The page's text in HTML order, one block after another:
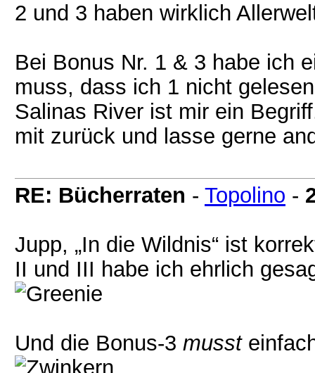
2 und 3 haben wirklich
Bei Bonus Nr. 1 & 3 habe ich
muss, dass ich 1 nicht
Salinas River ist mir ein
mit zurück und lasse gerne
RE: Bücherraten - Topolino -
Jupp, „In die Wildnis“ ist
II und III habe ich ehrlich
Und die Bonus-3 musst